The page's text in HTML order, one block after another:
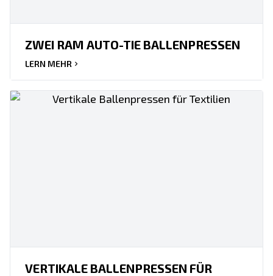
ZWEI RAM AUTO-TIE BALLENPRESSEN
LERN MEHR
VERTIKALE BALLENPRESSEN FÜR